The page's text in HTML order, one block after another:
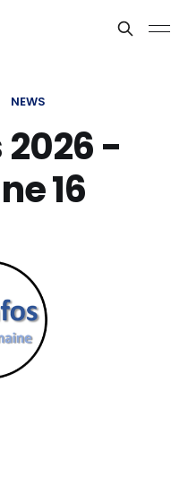
NEWS
2026 -
16